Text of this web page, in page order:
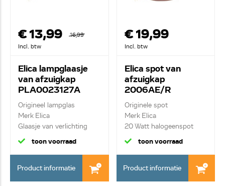
€ 13,99
16,99
Incl. btw
Elica lampglaasje
van afzuigkap
PLA0023127A
ACC0197993
Origineel lampglas
Merk Elica
Glaasje van verlichting
toon voorraad
Product informatie
€ 19,99
Incl. btw
Elica spot van
afzuigkap
2006AE/R
Originele spot
Merk Elica
20 Watt halogeenspot
toon voorraad
Product informatie